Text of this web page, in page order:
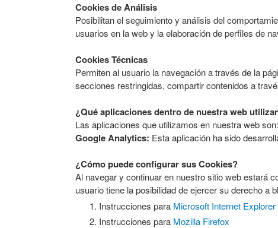
Cookies de Análisis
Posibilitan el seguimiento y análisis del
usuarios en la web y la elaboración de perfiles de
Cookies Técnicas
Permiten al usuario la navegación a través de la
secciones restringidas, compartir contenidos a
¿Qué aplicaciones dentro de nuestra web
Las aplicaciones que utilizamos en nuestra web son:
Google Analytics: Esta aplicación ha sido
¿Cómo puede configurar sus Cookies?
Al navegar y continuar en nuestro sitio web estará
usuario tiene la posibilidad de ejercer su derecho a
Instrucciones para Microsoft Internet Explorer
Instrucciones para Mozilla Firefox